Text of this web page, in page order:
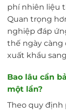
phí nhiên liệu
Quan trọng
nghiệp đáp
thế ngày
xuất khẩu
Bao lâu cần
một lần?
Theo quy định